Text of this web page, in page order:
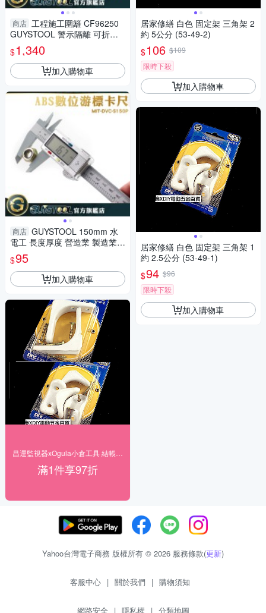
商店 工程施工圍籬 CF96250
GUYSTOOL 警示隔離 可折疊
伸縮 醒目 摺疊護欄 施工 安全
防護圍欄 室內裝潢
$1,340
加入購物車
商店 GUYSTOOL 150mm 水
電工 長度厚度 營造業 製造業
內徑 電子數顯卡尺 MIT-DVC-S
150P 防潑水 廠房
$95
加入購物車
滿1件享97折
居家修繕 白色 固定架 三角架 2
約 5公分 (53-49-2)
$106 $109
限時下殺
加入購物車
居家修繕 白色 固定架 三角架 1
約 2.5公分 (53-49-1)
$94 $96
限時下殺
加入購物車
Yahoo台灣電子商務 版權所有 © 2026 服務條款(更新)
客服中心 | 關於我們 | 購物須知
網路安全 | 隱私權 | 分類地圖